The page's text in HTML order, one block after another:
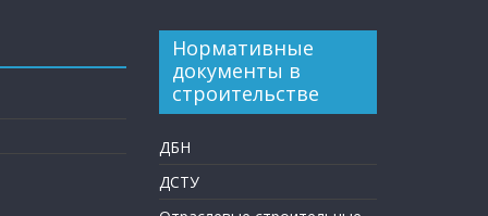
Нормативные
документы в
строительстве
ДБН
ДСТУ